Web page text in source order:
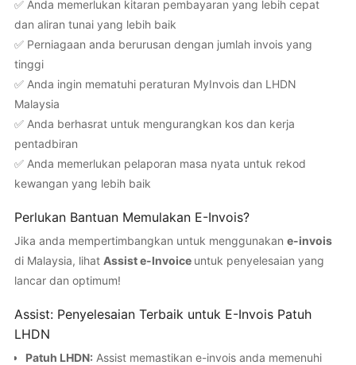
✅ Anda memerlukan kitaran pembayaran yang lebih cepat
dan aliran tunai yang lebih baik
✅ Perniagaan anda berurusan dengan jumlah invois yang
tinggi
✅ Anda ingin mematuhi peraturan MyInvois dan LHDN
Malaysia
✅ Anda berhasrat untuk mengurangkan kos dan kerja
pentadbiran
✅ Anda memerlukan pelaporan masa nyata untuk rekod
kewangan yang lebih baik
Perlukan Bantuan Memulakan E-Invois?
Jika anda mempertimbangkan untuk menggunakan e-invois
di Malaysia, lihat Assist e-Invoice untuk penyelesaian yang
lancar dan optimum!
Assist: Penyelesaian Terbaik untuk E-Invois Patuh
LHDN
Patuh LHDN: Assist memastikan e-invois anda memenuhi